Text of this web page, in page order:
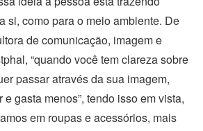
si, como para o meio ambiente. De
de comunicação, imagem e
“quando você tem clareza sobre
passar através da sua imagem,
gasta menos”, tendo isso em vista,
em roupas e acessórios, mais